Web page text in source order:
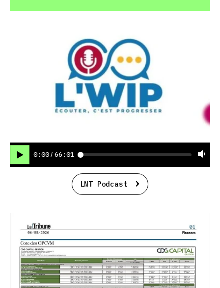
0:00 / 66:01
LNT Podcast